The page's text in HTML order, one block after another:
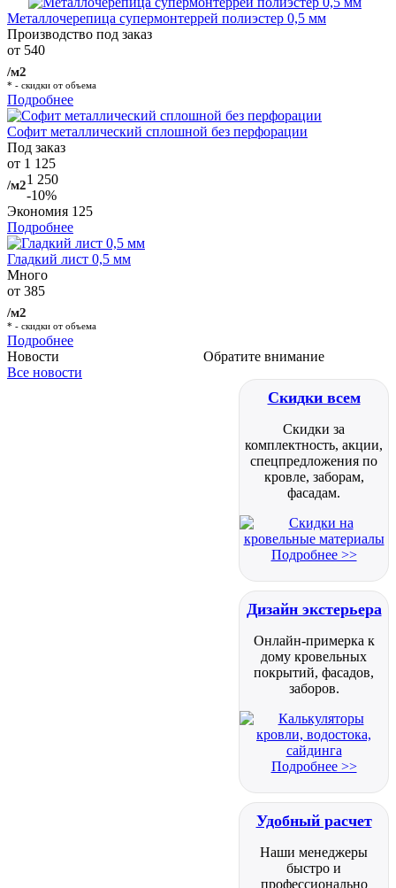
Металлочерепица супермонтеррей полиэстер 0,5 мм
Производство под заказ
от 540
/м2
* - скидки от объема
Подробнее
Софит металлический сплошной без перфорации
Под заказ
от 1 125
/м21 250
-10%
Экономия 125
Подробнее
Гладкий лист 0,5 мм
Много
от 385
/м2
* - скидки от объема
Подробнее
Обратите внимание
Скидки всем
Скидки за
комплектность, акции,
спецпредложения по
кровле, заборам,
фасадам.
Подробнее >>
Дизайн экстерьера
Онлайн-примерка к
дому кровельных
покрытий, фасадов,
заборов.
Подробнее >>
Удобный расчет
Наши менеджеры
быстро и
профессионально
Новости
Все новости